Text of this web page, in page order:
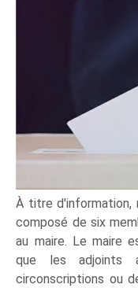
À titre d'information,
composé de six
au maire. Le maire
que les adjoints
circonscriptions ou